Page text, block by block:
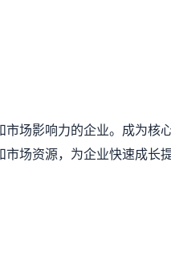
市场影响力的企业。成为核
场资源，为企业快速成长